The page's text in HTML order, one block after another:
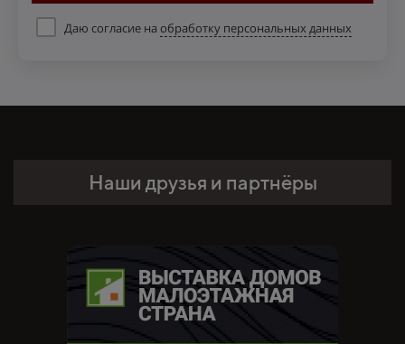
Даю согласие на обработку персональных данных
Наши друзья и партнёры